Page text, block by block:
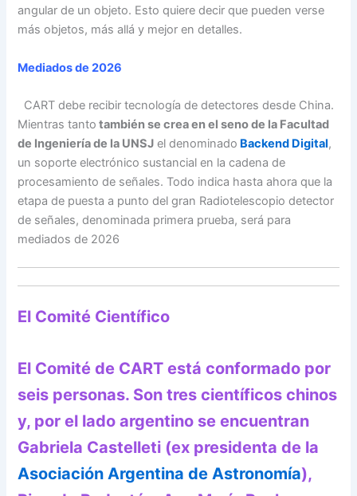
angular de un objeto. Esto quiere decir que pueden verse
más objetos, más allá y mejor en detalles.
Mediados de 2026
CART debe recibir tecnología de detectores desde China.
Mientras tanto también se crea en el seno de la Facultad
de Ingeniería de la UNSJ el denominado Backend Digital,
un soporte electrónico sustancial en la cadena de
procesamiento de señales. Todo indica hasta ahora que la
etapa de puesta a punto del gran Radiotelescopio detector
de señales, denominada primera prueba, será para
mediados de 2026
El Comité Científico
El Comité de CART está conformado por
seis personas. Son tres científicos chinos
y, por el lado argentino se encuentran
Gabriela Castelleti (ex presidenta de la
Asociación Argentina de Astronomía),